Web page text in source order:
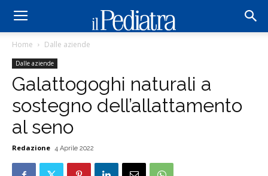
Home Dalle aziende
Dalle aziende
Galattogoghi naturali a
sostegno dell’allattamento
al seno
Redazione 4 Aprile 2022